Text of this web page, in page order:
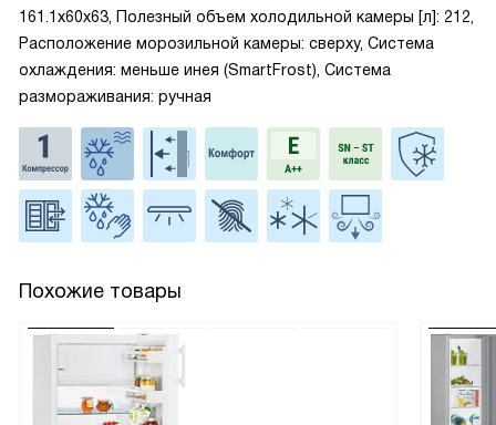
161.1x60x63, Полезный объем холодильной камеры [л]: 212,
Расположение морозильной камеры: сверху, Система
охлаждения: меньше инея (SmartFrost), Система
размораживания: ручная
Похожие товары